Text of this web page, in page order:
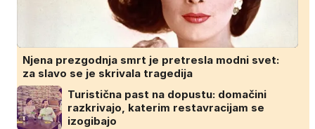
Njena prezgodnja smrt je pretresla modni svet:
za slavo se je skrivala tragedija
Turistična past na dopustu: domačini
razkrivajo, katerim restavracijam se
izogibajo